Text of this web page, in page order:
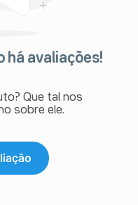
há avaliações!
Que tal nos
sobre ele.